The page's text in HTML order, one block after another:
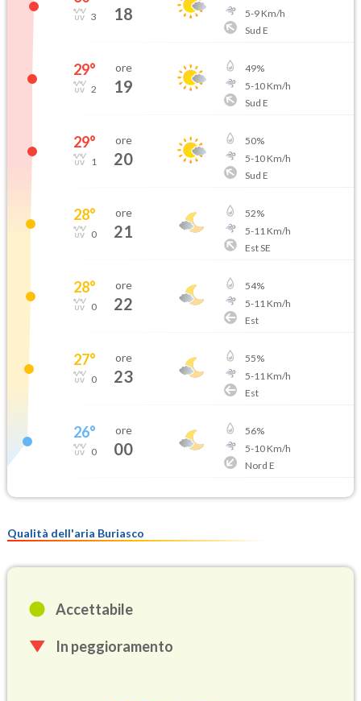
3 18
5-9Km/h
Sud E
29°
2
ore
19
49%
5-10Km/h
Sud E
29°
1
ore
20
50%
5-10Km/h
Sud E
28°
0
ore
21
52%
5-11 Km/h
Est SE
28°
0
ore
22
54%
5-11 Km/h
Est
27°
0
ore
23
55%
5-11 Km/h
Est
26°
0
ore
00
56%
5-10Km/h
Nord E
Qualità dell'aria Buriasco
Accettabile
In peggioramento